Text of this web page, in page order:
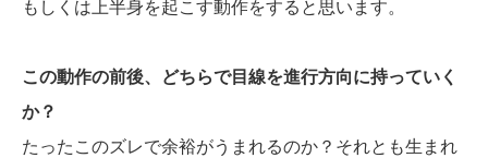
もしくは上半身を起こす動作をすると思います。
この動作の前後、どちらで目線を進行方向に持っていく
か？
たったこのズレで余裕がうまれるのか？それとも生まれ